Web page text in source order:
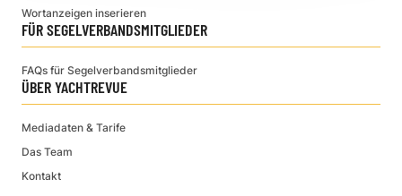
Wortanzeigen inserieren
FÜR SEGELVERBANDSMITGLIEDER
FAQs für Segelverbandsmitglieder
ÜBER YACHTREVUE
Mediadaten & Tarife
Das Team
Kontakt